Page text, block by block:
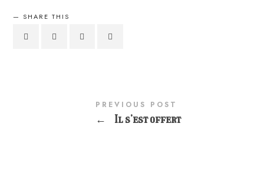
SHARE THIS
PREVIOUS POST
← Il s’est offert